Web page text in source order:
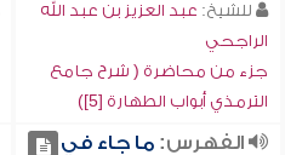
للشيخ: عبد العزيز بن عبد الله
الراجحي
جزء من محاضرة ( شرح جامع
الترمذي أبواب الطهارة [5])
الفهرس:ما جاء في